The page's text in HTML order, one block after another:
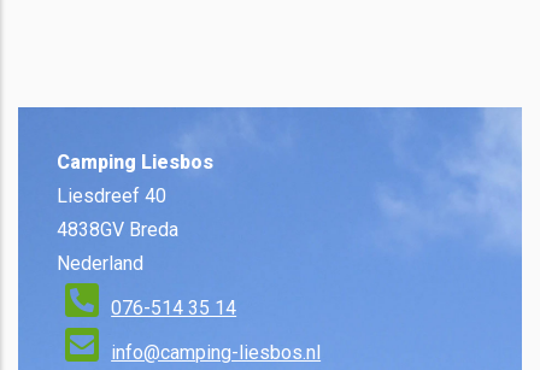
Camping Liesbos
Liesdreef 40
4838GV Breda
Nederland
076-514 35 14
info@camping-liesbos.nl